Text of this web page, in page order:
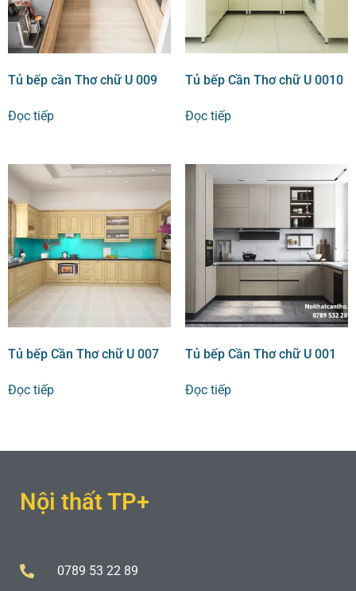
Tủ bếp cần Thơ chữ U 009
Đọc tiếp
Tủ bếp Cần Thơ chữ U 0010
Đọc tiếp
Tủ bếp Cần Thơ chữ U 007
Đọc tiếp
Tủ bếp Cần Thơ chữ U 001
Đọc tiếp
Nội thất TP+
0789 53 22 89